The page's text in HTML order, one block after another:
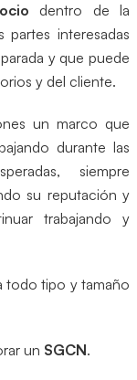
dentro de la
partes interesadas
y que puede
y del cliente.
un marco que
durante las
siempre
su reputación y
trabajando y
todo tipo y tamaño
un SGCN.